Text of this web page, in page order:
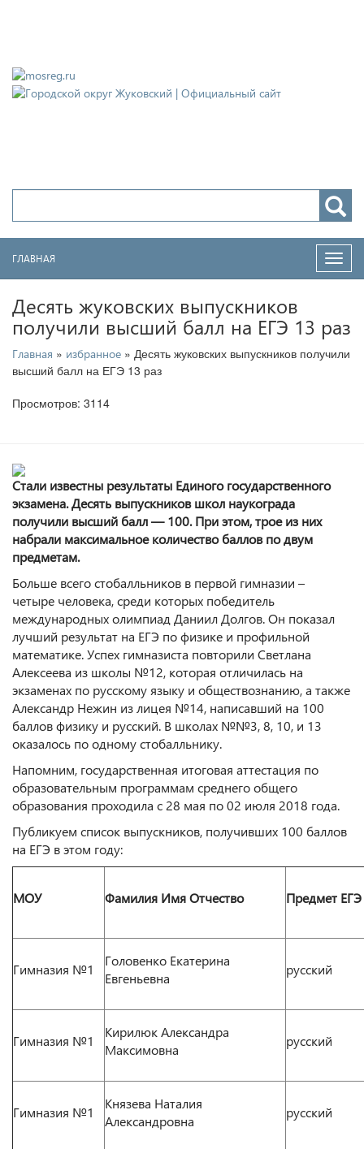
ГЛАВНАЯ
Десять жуковских выпускников
получили высший балл на ЕГЭ 13 раз
Главная » избранное » Десять жуковских выпускников получили
высший балл на ЕГЭ 13 раз
Просмотров: 3114
Стали известны результаты Единого государственного
экзамена. Десять выпускников школ наукограда
получили высший балл — 100. При этом, трое из них
набрали максимальное количество баллов по двум
предметам.
Больше всего стобалльников в первой гимназии –
четыре человека, среди которых победитель
международных олимпиад Даниил Долгов. Он показал
лучший результат на ЕГЭ по физике и профильной
математике. Успех гимназиста повторили Светлана
Алексеева из школы №12, которая отличилась на
экзаменах по русскому языку и обществознанию, а также
Александр Нежин из лицея №14, написавший на 100
баллов физику и русский. В школах №№3, 8, 10, и 13
оказалось по одному стобалльнику.
Напомним, государственная итоговая аттестация по
образовательным программам среднего общего
образования проходила с 28 мая по 02 июля 2018 года.
Публикуем список выпускников, получивших 100 баллов
на ЕГЭ в этом году:
МОУ Фамилия Имя Отчество Предмет ЕГЭ
Гимназия №1
Головенко Екатерина
Евгеньевна
русский
Гимназия №1
Кирилюк Александра
Максимовна
русский
Гимназия №1
Князева Наталия
Александровна
русский